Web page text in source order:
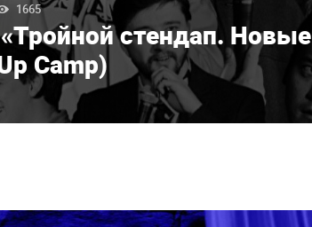
1665
стендап. Новые
Camp)